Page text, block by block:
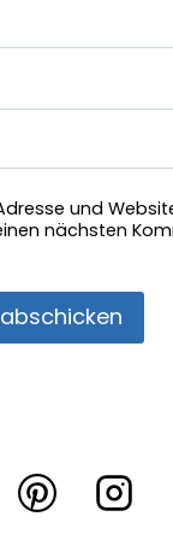
und
nächsten